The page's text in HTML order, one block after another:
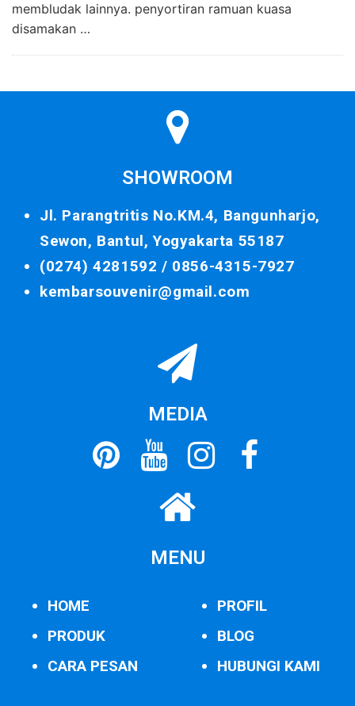
membludak lainnya. penyortiran ramuan kuasa
disamakan …
SHOWROOM
Jl. Parangtritis No.KM.4, Bangunharjo,
Sewon, Bantul, Yogyakarta 55187
(0274) 4281592 / 0856-4315-7927
kembarsouvenir@gmail.com
MEDIA
MENU
HOME
PRODUK
CARA PESAN
PROFIL
BLOG
HUBUNGI KAMI